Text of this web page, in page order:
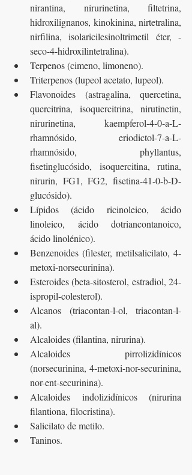
nirantina, nirurinetina, filtetrina,
hidroxilignanos, kinokinina, nirtetralina,
nirfilina, isolaricilesinoltrimetil éter, -
seco-4-hidroxilintetralina).
Terpenos (cimeno, limoneno).
Triterpenos (lupeol acetato, lupeol).
Flavonoides (astragalina, quercetina,
quercitrina, isoquercitrina, nirutinetin,
nirurinetina, kaempferol-4-0-a-L-
rhamnósido, eriodictol-7-a-L-
rhamnósido, phyllantus,
fisetinglucósido, isoquercitina, rutina,
nirurin, FG1, FG2, fisetina-41-0-b-D-
glucósido).
Lípidos (ácido ricinoleico, ácido
linoleico, ácido dotriancontanoico,
ácido linolénico).
Benzenoides (filester, metilsalicilato, 4-
metoxi-norsecurinina).
Esteroides (beta-sitosterol, estradiol, 24-
ispropil-colesterol).
Alcanos (triacontan-l-ol, triacontan-l-
al).
Alcaloides (filantina, nirurina).
Alcaloides pirrolizidínicos
(norsecurinina, 4-metoxi-nor-securinina,
nor-ent-securinina).
Alcaloides indolizidínicos (nirurina
filantiona, filocristina).
Salicilato de metilo.
Taninos.